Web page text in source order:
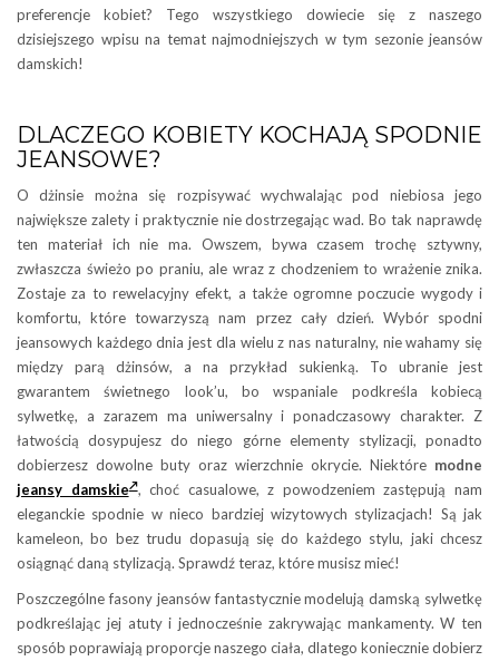
preferencje kobiet? Tego wszystkiego dowiecie się z naszego
dzisiejszego wpisu na temat najmodniejszych w tym sezonie jeansów
damskich!
DLACZEGO KOBIETY KOCHAJĄ SPODNIE
JEANSOWE?
O dżinsie można się rozpisywać wychwalając pod niebiosa jego
największe zalety i praktycznie nie dostrzegając wad. Bo tak naprawdę
ten materiał ich nie ma. Owszem, bywa czasem trochę sztywny,
zwłaszcza świeżo po praniu, ale wraz z chodzeniem to wrażenie znika.
Zostaje za to rewelacyjny efekt, a także ogromne poczucie wygody i
komfortu, które towarzyszą nam przez cały dzień. Wybór spodni
jeansowych każdego dnia jest dla wielu z nas naturalny, nie wahamy się
między parą dżinsów, a na przykład sukienką. To ubranie jest
gwarantem świetnego look’u, bo wspaniale podkreśla kobiecą
sylwetkę, a zarazem ma uniwersalny i ponadczasowy charakter. Z
łatwością dosypujesz do niego górne elementy stylizacji, ponadto
dobierzesz dowolne buty oraz wierzchnie okrycie. Niektóre modne
jeansy damskie , choć casualowe, z powodzeniem zastępują nam
eleganckie spodnie w nieco bardziej wizytowych stylizacjach! Są jak
kameleon, bo bez trudu dopasują się do każdego stylu, jaki chcesz
osiągnąć daną stylizacją. Sprawdź teraz, które musisz mieć!
Poszczególne fasony jeansów fantastycznie modelują damską sylwetkę
podkreślając jej atuty i jednocześnie zakrywając mankamenty. W ten
sposób poprawiają proporcje naszego ciała, dlatego koniecznie dobierz